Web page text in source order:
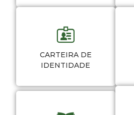
CARTEIRA DE
IDENTIDADE